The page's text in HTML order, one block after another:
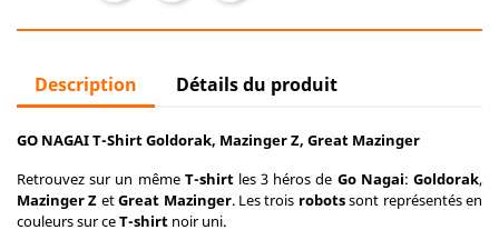
Description Détails du produit
GO NAGAI T-Shirt Goldorak, Mazinger Z, Great Mazinger
Retrouvez sur un même T-shirtles 3 héros de Go Nagai:Goldorak,
Mazinger Z etGreat Mazinger. Les trois robotssont représentés en
couleurs sur ceT-shirt noir uni.